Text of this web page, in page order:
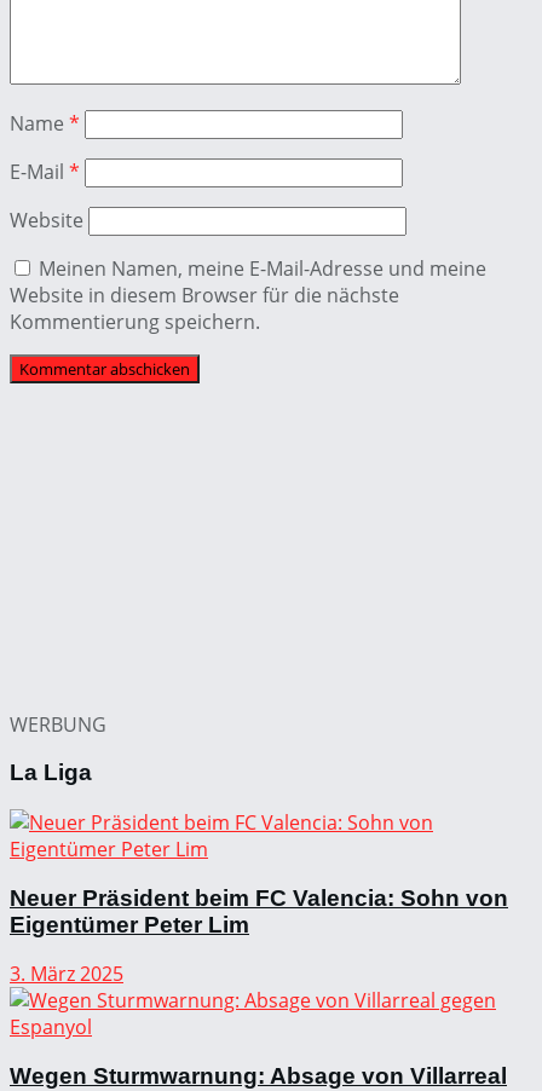
Name *
E-Mail *
Website
Meinen Namen, meine E-Mail-Adresse und meine
Website in diesem Browser für die nächste
Kommentierung speichern.
WERBUNG
La Liga
Neuer Präsident beim FC Valencia: Sohn von
Eigentümer Peter Lim
3. März 2025
Wegen Sturmwarnung: Absage von Villarreal